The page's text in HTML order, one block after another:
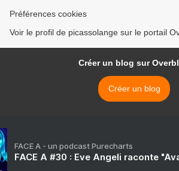
Préférences cookies
Voir le profil de picassolange sur le portail
Créer un blog sur
Créer un blog
FACE A - un podcast Purecharts
FACE A #30 : Eve Angeli raconte